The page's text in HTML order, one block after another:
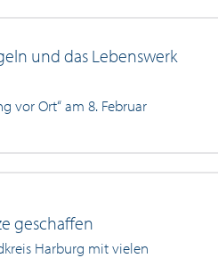
und das Lebenswerk
vor Ort“ am 8. Februar
geschaffen
Harburg mit vielen